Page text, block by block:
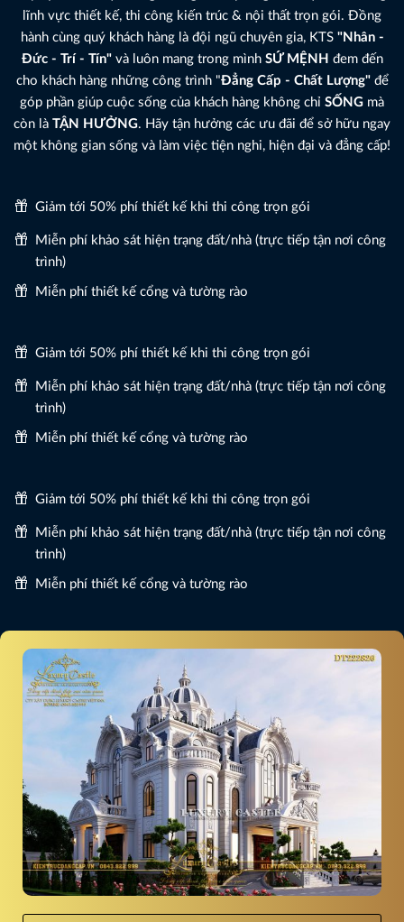
lĩnh vực thiết kế, thi công kiến trúc & nội thất trọn gói. Đồng
hành cùng quý khách hàng là đội ngũ chuyên gia, KTS "Nhân -
Đức - Trí - Tín"và luôn mang trong mình SỨ MỆNH đem đến
cho khách hàng những công trình "Đẳng Cấp - Chất Lượng"để
góp phần giúp cuộc sống của khách hàng không chỉ SỐNG mà
còn là TẬN HƯỞNG. Hãy tận hưởng các ưu đãi để sở hữu ngay
một không gian sống và làm việc tiện nghi, hiện đại và đẳng cấp!
Giảm tới 50% phí thiết kế khi thi công trọn gói
Miễn phí khảo sát hiện trạng đất/nhà (trực tiếp tận nơi công
trình)
Miễn phí thiết kế cổng và tường rào
Giảm tới 50% phí thiết kế khi thi công trọn gói
Miễn phí khảo sát hiện trạng đất/nhà (trực tiếp tận nơi công
trình)
Miễn phí thiết kế cổng và tường rào
Giảm tới 50% phí thiết kế khi thi công trọn gói
Miễn phí khảo sát hiện trạng đất/nhà (trực tiếp tận nơi công
trình)
Miễn phí thiết kế cổng và tường rào